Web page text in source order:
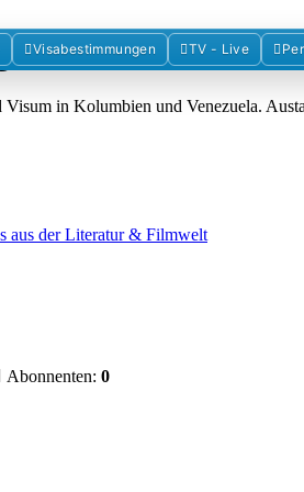
Forum der
in Kolumbien und Venezuela.
Visabestimmungen TV - Live
aus der Literatur & Filmwelt
Abonnenten: 0